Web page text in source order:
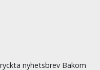
nyhetsbrev Bakom